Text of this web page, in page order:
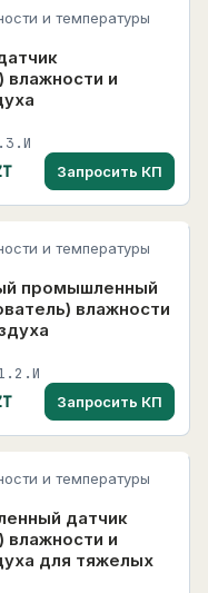
и температуры
влажности и
Запросить КП
и температуры
промышленный
влажности
Запросить КП
и температуры
датчик
влажности и
для тяжелых